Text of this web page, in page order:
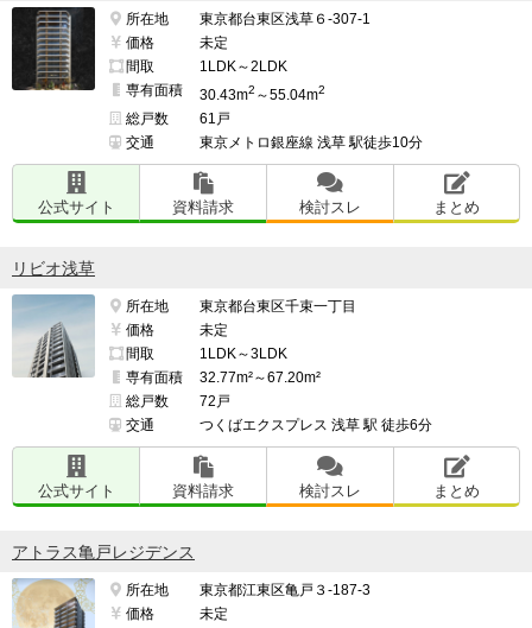
所在地
東京都台東区浅草６-307-1
価格
未定
間取
1LDK～2LDK
専有面積
30.43m2 ～55.04m2
総戸数
61戸
交通
東京メトロ銀座線 浅草 駅徒歩10分
公式サイト 資料請求 検討スレ まとめ
リビオ浅草
所在地
東京都台東区千束一丁目
価格
未定
間取
1LDK～3LDK
専有面積
32.77m²～67.20m²
総戸数
72戸
交通
つくばエクスプレス 浅草 駅 徒歩6分
公式サイト 資料請求 検討スレ まとめ
アトラス亀戸レジデンス
所在地
東京都江東区亀戸３-187-3
価格
未定